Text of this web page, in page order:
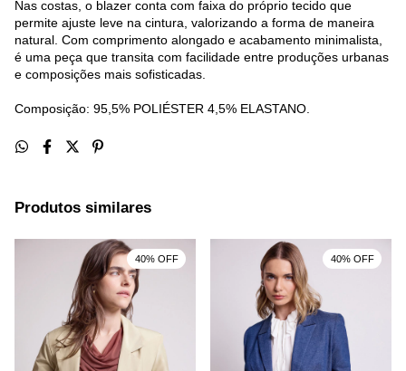
Nas costas, o blazer conta com faixa do próprio tecido que
permite ajuste leve na cintura, valorizando a forma de maneira
natural. Com comprimento alongado e acabamento minimalista,
é uma peça que transita com facilidade entre produções urbanas
e composições mais sofisticadas.
Composição: 95,5% POLIÉSTER 4,5% ELASTANO.
Produtos similares
40% OFF 40% OFF